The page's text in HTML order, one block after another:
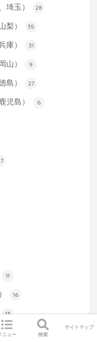
埼玉） 28
梨） 35
庫） 31
山） 9
島） 27
児島） 6
11
16
13
知、山口）
ニュー 検索
サイトマップ